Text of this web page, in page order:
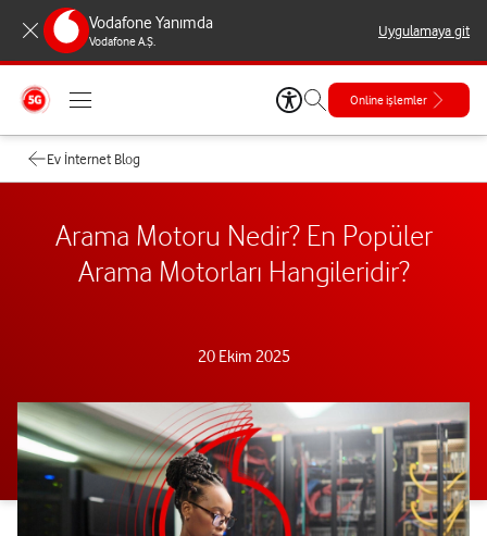
Vodafone Yanımda
Vodafone A.Ş.
Uygulamaya git
Online işlemler
Ev İnternet Blog
Arama Motoru Nedir? En Popüler
Arama Motorları Hangileridir?
20 Ekim 2025